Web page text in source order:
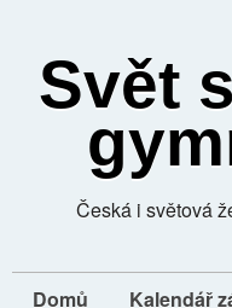
Svět
Česká i světová
Domů
Kalendář